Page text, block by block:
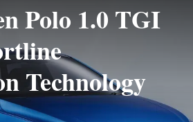
Polo 1.0 TGI
Technology